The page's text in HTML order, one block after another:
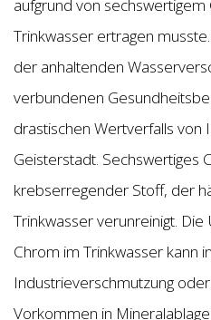
aufgrund von
Trinkwasser ertragen
der anhaltenden
verbundenen
drastischen Wertverfalls von
Geisterstadt. Sechswertiges
krebserregender Stoff, der
Trinkwasser verunreinigt.
Chrom im Trinkwasser kann
Industrieverschmutzung
Vorkommen in